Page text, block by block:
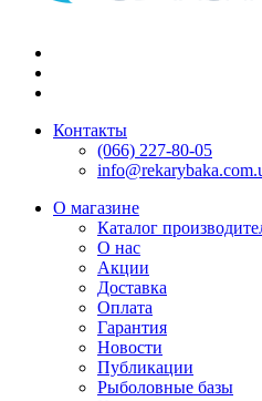
Контакты
(066) 227-80-05
О магазине
Каталог
О нас
Акции
Доставка
Оплата
Гарантия
Новости
Публикации
Рыболовные базы